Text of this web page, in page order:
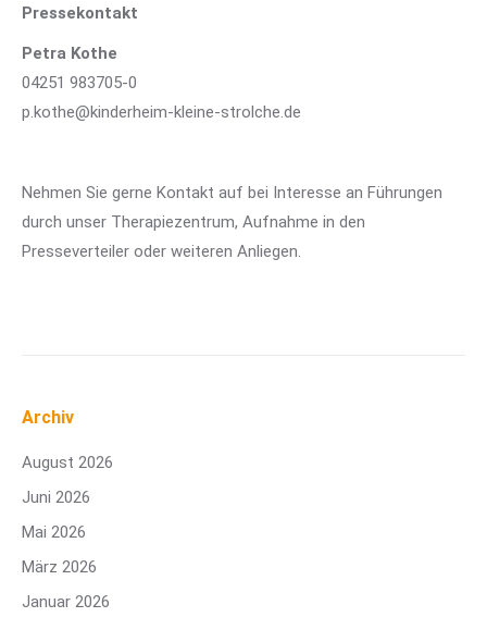
Pressekontakt
Petra Kothe
04251 983705-0
p.kothe@kinderheim-kleine-strolche.de
Nehmen Sie gerne Kontakt auf bei Interesse an Führungen
durch unser Therapiezentrum, Aufnahme in den
Presseverteiler oder weiteren Anliegen.
Archiv
August 2026
Juni 2026
Mai 2026
März 2026
Januar 2026